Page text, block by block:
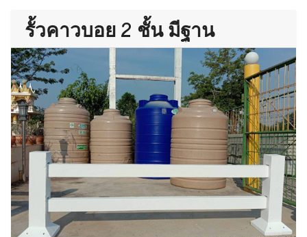
รั้วคาวบอย 2 ชั้น มีฐาน